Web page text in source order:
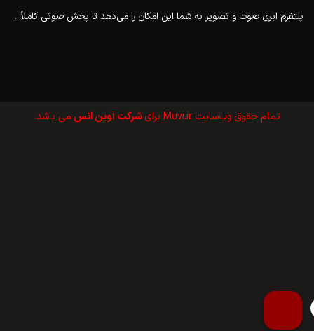
پلتفرم ابری صوت و تصویر به شما این امکان را می‌دهد تا پخش صوتی کاملاً...
تمام حقوق وب‌سايت Muvi.ir برای شرکت آوین انس می باشد.